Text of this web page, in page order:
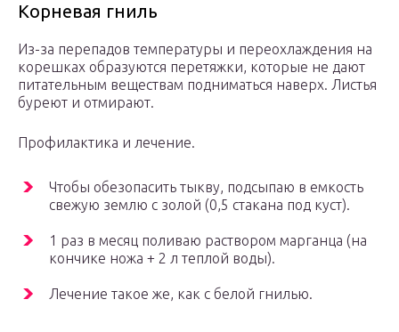
Корневая гниль
Из-за перепадов температуры и переохлаждения на
корешках образуются перетяжки, которые не дают
питательным веществам подниматься наверх. Листья
буреют и отмирают.
Профилактика и лечение.
Чтобы обезопасить тыкву, подсыпаю в емкость
свежую землю с золой (0,5 стакана под куст).
1 раз в месяц поливаю раствором марганца (на
кончике ножа + 2 л теплой воды).
Лечение такое же, как с белой гнилью.